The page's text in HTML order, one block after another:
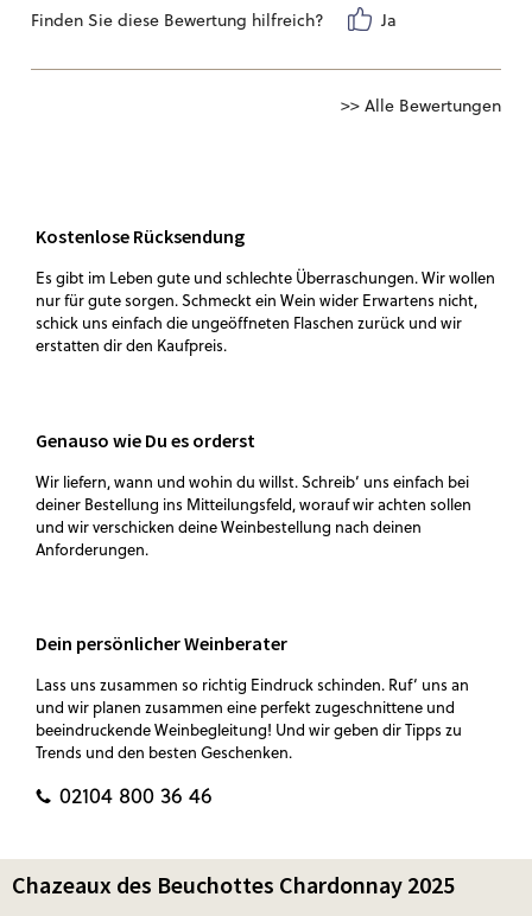
Finden Sie diese Bewertung hilfreich? Ja
>> Alle Bewertungen
Kostenlose Rücksendung
Es gibt im Leben gute und schlechte Überraschungen. Wir wollen
nur für gute sorgen. Schmeckt ein Wein wider Erwartens nicht,
schick uns einfach die ungeöffneten Flaschen zurück und wir
erstatten dir den Kaufpreis.
Genauso wie Du es orderst
Wir liefern, wann und wohin du willst. Schreib‘ uns einfach bei
deiner Bestellung ins Mitteilungsfeld, worauf wir achten sollen
und wir verschicken deine Weinbestellung nach deinen
Anforderungen.
Dein persönlicher Weinberater
Lass uns zusammen so richtig Eindruck schinden. Ruf‘ uns an
und wir planen zusammen eine perfekt zugeschnittene und
beeindruckende Weinbegleitung! Und wir geben dir Tipps zu
Trends und den besten Geschenken.
02104 800 36 46
Chazeaux des Beuchottes Chardonnay 2025